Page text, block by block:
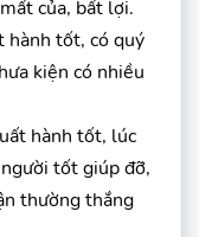
của, bất lợi.
hành tốt, có quý
kiện có nhiều
hành tốt, lúc
tốt giúp đỡ,
thường thắng